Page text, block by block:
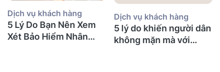
Dịch vụ khách hàng
5 Lý Do Bạn Nên Xem
Xét Bảo Hiểm Nhân
Dịch vụ khách hàng
5 lý do khiến người dân
không mặn mà với